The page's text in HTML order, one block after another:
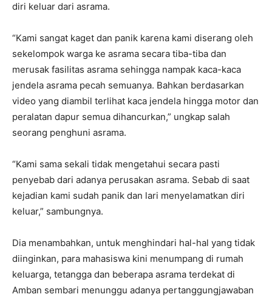
diri keluar dari asrama.
“Kami sangat kaget dan panik karena kami diserang oleh
sekelompok warga ke asrama secara tiba-tiba dan
merusak fasilitas asrama sehingga nampak kaca-kaca
jendela asrama pecah semuanya. Bahkan berdasarkan
video yang diambil terlihat kaca jendela hingga motor dan
peralatan dapur semua dihancurkan,” ungkap salah
seorang penghuni asrama.
“Kami sama sekali tidak mengetahui secara pasti
penyebab dari adanya perusakan asrama. Sebab di saat
kejadian kami sudah panik dan lari menyelamatkan diri
keluar,” sambungnya.
Dia menambahkan, untuk menghindari hal-hal yang tidak
diinginkan, para mahasiswa kini menumpang di rumah
keluarga, tetangga dan beberapa asrama terdekat di
Amban sembari menunggu adanya pertanggungjawaban